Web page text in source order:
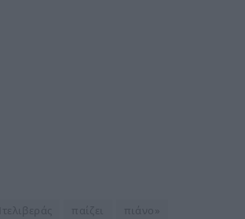
Ντελιβεράς παίζει
πιάνο»